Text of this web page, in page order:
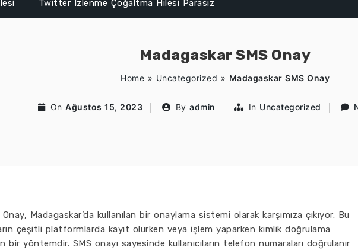
Twitter Izlenme Çoğaltma Hilesi Parasız
Madagaskar SMS Onay
Home » Uncategorized » Madagaskar SMS Onay
On Ağustos 15, 2023 By admin In Uncategorized
Madagaskar’da kullanılan bir onaylama sistemi olarak karşımıza çıkıyor. Bu
çeşitli platformlarda kayıt olurken veya işlem yaparken kimlik doğrulama
bir yöntemdir. SMS onayı sayesinde kullanıcıların telefon numaraları doğrulanır